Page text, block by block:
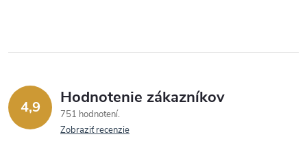
4,9 Hodnotenie zákazníkov
751 hodnotení
Zobraziť recenzie